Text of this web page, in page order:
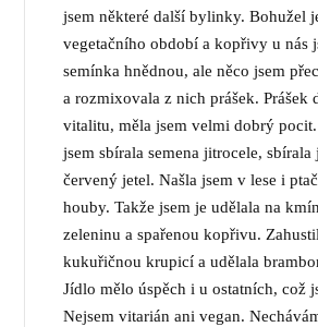
jsem některé další bylinky. Bohužel
vegetačního období a kopřivy u nás
semínka hnědnou, ale něco jsem
a rozmixovala z nich prášek. Prášek
vitalitu, měla jsem velmi dobrý
jsem sbírala semena jitrocele, sbírala
červený jetel. Našla jsem v lese i
houby. Takže jsem je udělala na
zeleninu a spařenou kopřivu.
kukuřičnou krupicí a udělala
Jídlo mělo úspěch i u ostatních, což
Nejsem vitarián ani vegan.